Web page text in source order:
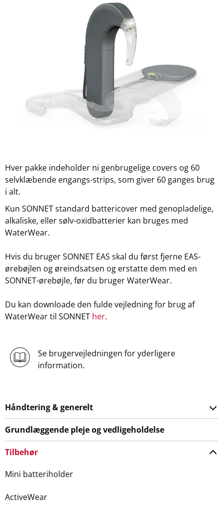
Hver pakke indeholder ni genbrugelige covers og 60
selvklæbende engangs-strips, som giver 60 ganges brug
i alt.
Kun SONNET standard battericover med genopladelige,
alkaliske, eller sølv-oxidbatterier kan bruges med
WaterWear.
Hvis du bruger SONNET EAS skal du først fjerne EAS-
ørebøjlen og øreindsatsen og erstatte dem med en
SONNET-ørebøjle, før du bruger WaterWear.
Du kan downloade den fulde vejledning for brug af
WaterWear til SONNET her.
Se brugervejledningen for yderligere
information.
Håndtering & generelt
Grundlæggende pleje og vedligeholdelse
Tilbehør
Mini batteriholder
ActiveWear